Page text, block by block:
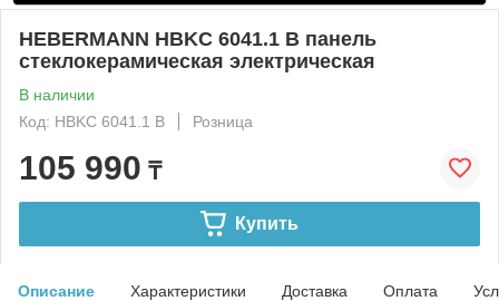
HEBERMANN HBKC 6041.1 B панель
стеклокерамическая электрическая
В наличии
Код: HBKC 6041.1 B
Розница
105 990 ₸
Купить
Описание Характеристики Доставка Оплата